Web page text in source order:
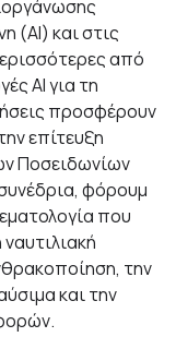
(AI) και στις
από
AI για τη
προσφέρουν
επίτευξη
Ποσειδωνίων
φόρουμ
που
την
και την